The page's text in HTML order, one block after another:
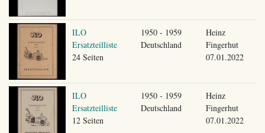
ILO
Ersatzteilliste
24 Seiten
1950 - 1959
Deutschland
Heinz
Fingerhut
07.01.2022
ILO
Ersatzteilliste
12 Seiten
1950 - 1959
Deutschland
Heinz
Fingerhut
07.01.2022